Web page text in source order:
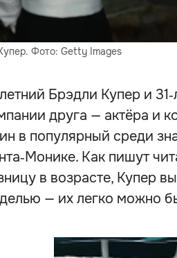
Фото: Getty Images
Брэдли Купер и
друга — актёра и
в популярный среди
Как пишут
в возрасте, Купер
— их легко можно